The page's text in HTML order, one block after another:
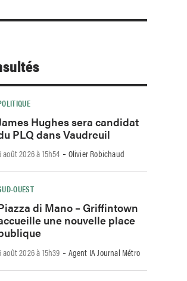
Hughes sera candidat
PLQ dans Vaudreuil
août 2026 à 15h54 -Olivier Robichaud
OUEST
di Mano – Griffintown
une nouvelle place
août 2026 à 15h39 -Agent IA Journal Métro